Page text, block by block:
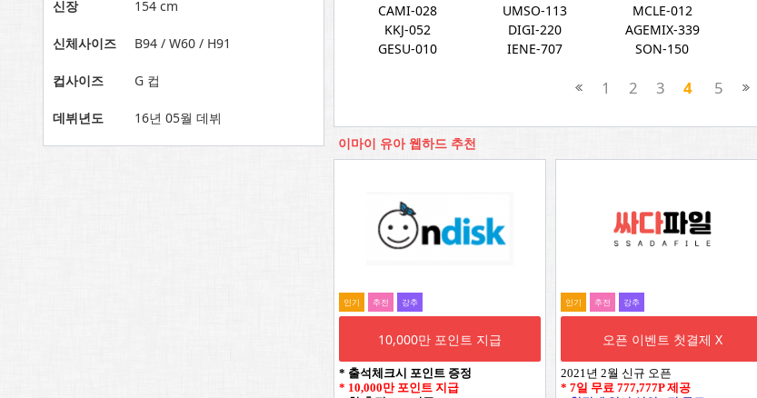
신장 154 cm
신체사이즈 B94 / W60 / H91
컵사이즈 G 컵
데뷔년도 16년 05월 데뷔
CAMI-028
UMSO-113 MCLE-012
KKJ-052
DIGI-220 AGEMIX-339
GESU-010
IENE-707 SON-150
처음 1 2 3 4 5
이마이 유아 웹하드 추천
인기 추전 강추
10,000만 포인트 지급
* 출석체크시 포인트 증정
* 10,000만 포인트 지급
인기 추전 강추
오픈 이벤트 첫결제 X
2021년 2월 신규 오픈
* 7일 무료777,777P제공